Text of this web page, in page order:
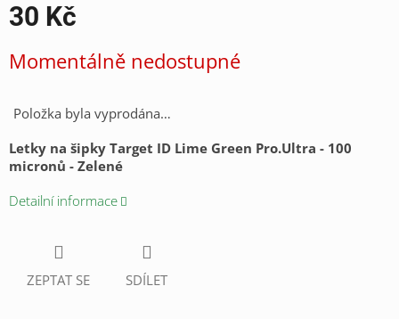
30 Kč
cena:
Momentálně nedostupné
Položka byla vyprodána…
Letky na šipky Target ID Lime Green Pro.Ultra - 100
micronů - Zelené
Detailní informace
ZEPTAT SE SDÍLET